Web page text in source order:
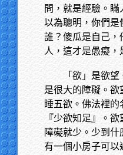
問，就是經驗。瞞
以為聰明，你們是
誰？傻瓜是自己，
人，這才是愚癡
「欲」是欲
是很大的障礙。欲
睡五欲。佛法裡的
『少欲知足』。
障礙就少。少到什
有一個小房子可以